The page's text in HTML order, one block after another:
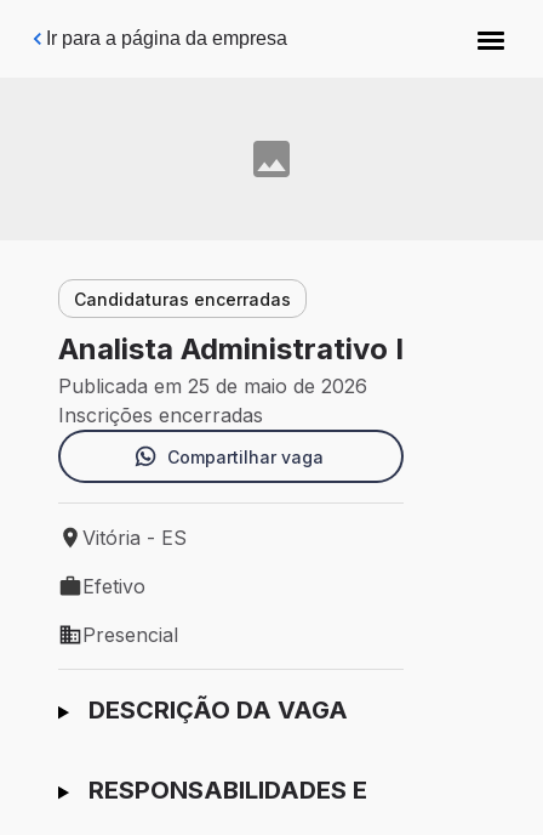
Pular para o conteúdo principal
Ir para a página da empresa
Candidaturas encerradas
Analista Administrativo I
Publicada em 25 de maio de 2026
Inscrições encerradas
Compartilhar vaga
Local de trabalho: Vitória - ES
Vitória - ES
Tipo de vaga: Efetivo
Efetivo
Modelo de trabalho: Presencial
Presencial
Ir para candidatura
DESCRIÇÃO DA VAGA
RESPONSABILIDADES E